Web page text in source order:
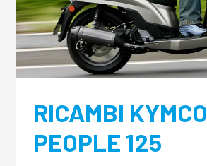
RICAMBI KYMCO
PEOPLE 125